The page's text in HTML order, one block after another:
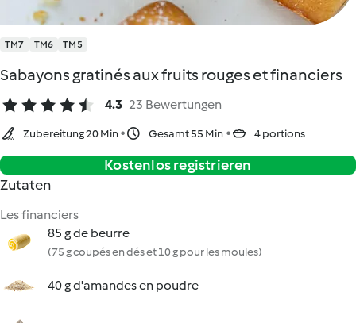
TM7 TM6 TM5
Sabayons gratinés aux fruits rouges et financiers
4.3 23 Bewertungen
Zubereitung 20 Min Gesamt 55 Min 4 portions
Kostenlos registrieren
Zutaten
Les financiers
85 g de beurre
(75 g coupés en dés et 10 g pour les moules)
40 g d'amandes en poudre